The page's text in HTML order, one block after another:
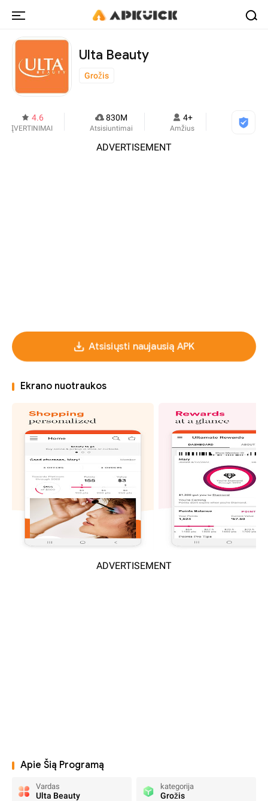
Ulta Beauty
Grožis
4.6
ĮVERTINIMAI
830M
Atsisiuntimai
4+
Amžius
ADVERTISEMENT
Atsisiųsti naujausią APK
Ekrano nuotraukos
ADVERTISEMENT
Apie Šią Programą
Vardas
Ulta Beauty
kategorija
Grožis